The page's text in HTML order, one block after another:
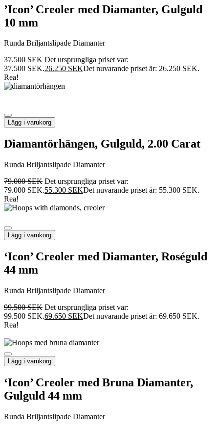
’Icon’ Creoler med Diamanter, Gulguld
10 mm
Runda Briljantslipade Diamanter
37.500SEK Det ursprungliga priset var:
37.500 SEK.26.250 SEKDet nuvarande priset är: 26.250 SEK.
Rea!
Lägg i varukorg
Diamantörhängen, Gulguld, 2.00 Carat
Runda Briljantslipade Diamanter
79.000SEK Det ursprungliga priset var:
79.000 SEK.55.300 SEKDet nuvarande priset är: 55.300 SEK.
Rea!
Lägg i varukorg
‘Icon’ Creoler med Diamanter, Roséguld
44 mm
Runda Briljantslipade Diamanter
99.500SEK Det ursprungliga priset var:
99.500 SEK.69.650 SEKDet nuvarande priset är: 69.650 SEK.
Rea!
Lägg i varukorg
‘Icon’ Creoler med Bruna Diamanter,
Gulguld 44 mm
Runda Briljantslipade Diamanter